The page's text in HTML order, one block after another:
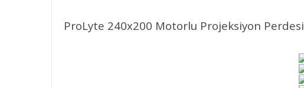
ProLyte 240x200 Motorlu Projeksiyon Perdesi